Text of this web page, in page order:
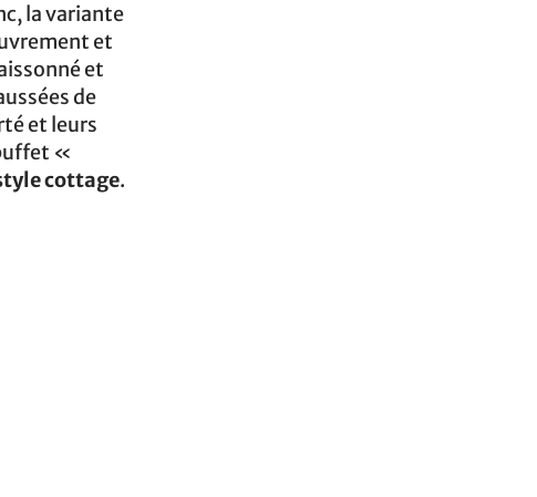
la variante
et
et
de
et leurs
«
cottage.